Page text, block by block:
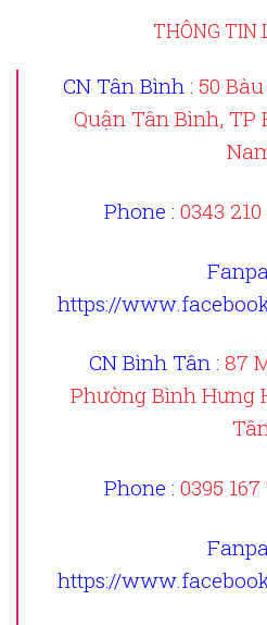
THÔNG TIN
CN Tân Bình : 50
Quận Tân Bình, TP
Phone : 0343
https://
CN Bình Tân : 87
Phường Bình Hưng
Phone : 0395
https://